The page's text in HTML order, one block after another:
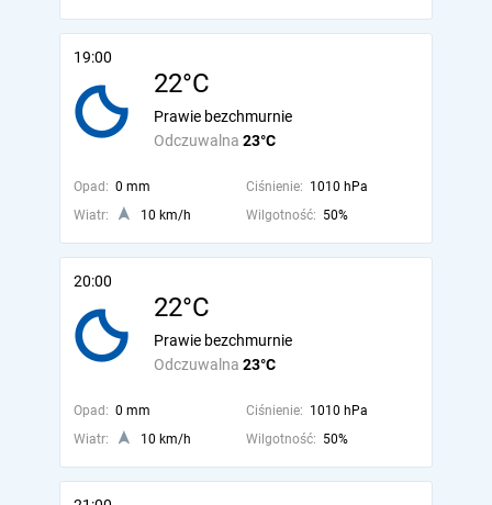
19:00
22°C
Odczuwalna 23°C
Prawie bezchmurnie
Opad: 0 mm Ciśnienie: 1010 hPa
Wiatr:
10 km/h Wilgotność: 50%
20:00
22°C
Odczuwalna 23°C
Prawie bezchmurnie
Opad: 0 mm Ciśnienie: 1010 hPa
Wiatr:
10 km/h Wilgotność: 50%